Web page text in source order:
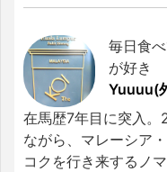
毎日食
が好き
Yuuuu(
在馬歴7年目に突入
ながら、マレーシア
コクを行き来するノ